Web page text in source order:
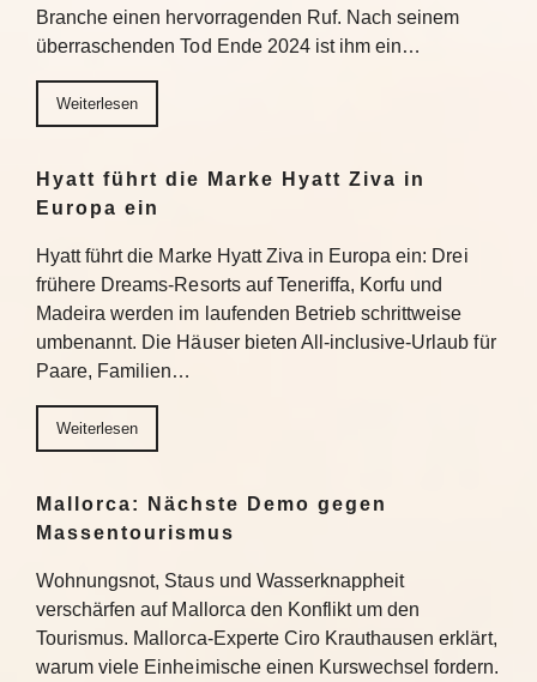
Branche einen hervorragenden Ruf. Nach seinem
überraschenden Tod Ende 2024 ist ihm ein…
Weiterlesen
Hyatt führt die Marke Hyatt Ziva in
Europa ein
Hyatt führt die Marke Hyatt Ziva in Europa ein: Drei
frühere Dreams-Resorts auf Teneriffa, Korfu und
Madeira werden im laufenden Betrieb schrittweise
umbenannt. Die Häuser bieten All-inclusive-Urlaub für
Paare, Familien…
Weiterlesen
Mallorca: Nächste Demo gegen
Massentourismus
Wohnungsnot, Staus und Wasserknappheit
verschärfen auf Mallorca den Konflikt um den
Tourismus. Mallorca-Experte Ciro Krauthausen erklärt,
warum viele Einheimische einen Kurswechsel fordern.